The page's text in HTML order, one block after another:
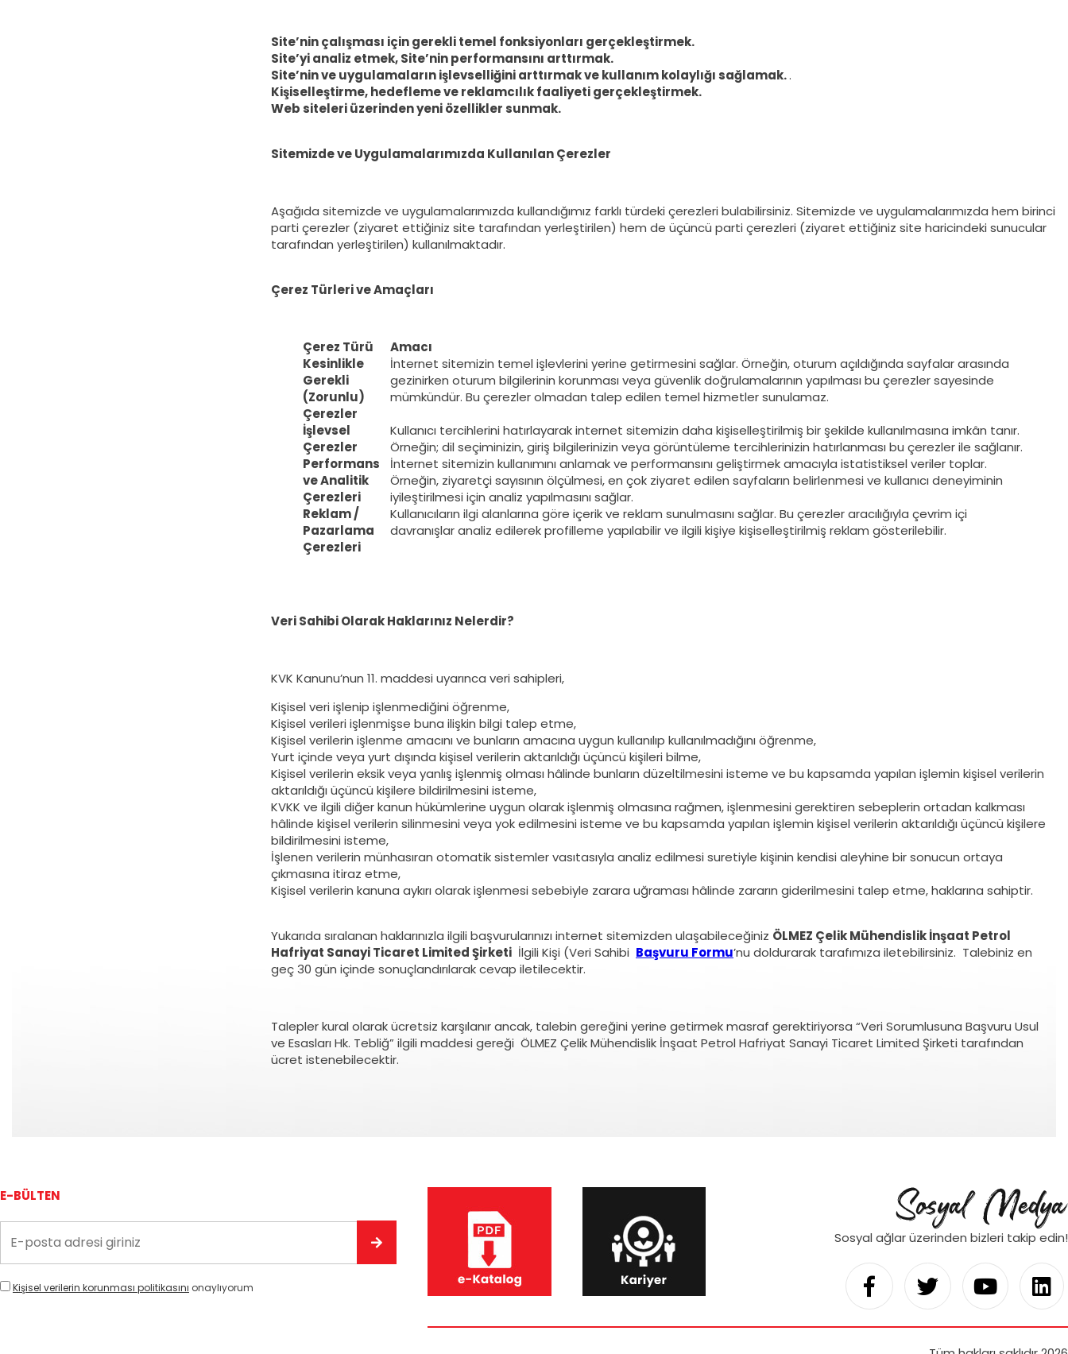
Site’nin çalışması için gerekli temel fonksiyonları gerçekleştirmek.
Site’yi analiz etmek, Site’nin performansını arttırmak.
Site’nin ve uygulamaların işlevselliğini arttırmak ve kullanım kolaylığı sağlamak..
Kişiselleştirme, hedefleme ve reklamcılık faaliyeti gerçekleştirmek.
Web siteleri üzerinden yeni özellikler sunmak.
Sitemizde ve Uygulamalarımızda Kullanılan Çerezler
Aşağıda sitemizde ve uygulamalarımızda kullandığımız farklı türdeki çerezleri bulabilirsiniz. Sitemizde ve uygulamalarımızda hem birinci
parti çerezler (ziyaret ettiğiniz site tarafından yerleştirilen) hem de üçüncü parti çerezleri (ziyaret ettiğiniz site haricindeki sunucular
tarafından yerleştirilen) kullanılmaktadır.
Çerez Türleri ve Amaçları
Çerez Türü
Amacı
Kesinlikle
Gerekli
(Zorunlu)
Çerezler
İnternet sitemizin temel işlevlerini yerine getirmesini sağlar. Örneğin, oturum açıldığında sayfalar arasında
gezinirken oturum bilgilerinin korunması veya güvenlik doğrulamalarının yapılması bu çerezler sayesinde
mümkündür. Bu çerezler olmadan talep edilen temel hizmetler sunulamaz.
İşlevsel
Çerezler
Kullanıcı tercihlerini hatırlayarak internet sitemizin daha kişiselleştirilmiş bir şekilde kullanılmasına imkân tanır.
Örneğin; dil seçiminizin, giriş bilgilerinizin veya görüntüleme tercihlerinizin hatırlanması bu çerezler ile sağlanır.
Performans
ve Analitik
Çerezleri
İnternet sitemizin kullanımını anlamak ve performansını geliştirmek amacıyla istatistiksel veriler toplar.
Örneğin, ziyaretçi sayısının ölçülmesi, en çok ziyaret edilen sayfaların belirlenmesi ve kullanıcı deneyiminin
iyileştirilmesi için analiz yapılmasını sağlar.
Reklam /
Pazarlama
Çerezleri
Kullanıcıların ilgi alanlarına göre içerik ve reklam sunulmasını sağlar. Bu çerezler aracılığıyla çevrim içi
davranışlar analiz edilerek profilleme yapılabilir ve ilgili kişiye kişiselleştirilmiş reklam gösterilebilir.
Veri Sahibi Olarak Haklarınız Nelerdir?
KVK Kanunu’nun 11. maddesi uyarınca veri sahipleri,
Kişisel veri işlenip işlenmediğini öğrenme,
Kişisel verileri işlenmişse buna ilişkin bilgi talep etme,
Kişisel verilerin işlenme amacını ve bunların amacına uygun kullanılıp kullanılmadığını öğrenme,
Yurt içinde veya yurt dışında kişisel verilerin aktarıldığı üçüncü kişileri bilme,
Kişisel verilerin eksik veya yanlış işlenmiş olması hâlinde bunların düzeltilmesini isteme ve bu kapsamda yapılan işlemin kişisel verilerin
aktarıldığı üçüncü kişilere bildirilmesini isteme,
KVKK ve ilgili diğer kanun hükümlerine uygun olarak işlenmiş olmasına rağmen, işlenmesini gerektiren sebeplerin ortadan kalkması
hâlinde kişisel verilerin silinmesini veya yok edilmesini isteme ve bu kapsamda yapılan işlemin kişisel verilerin aktarıldığı üçüncü kişilere
bildirilmesini isteme,
İşlenen verilerin münhasıran otomatik sistemler vasıtasıyla analiz edilmesi suretiyle kişinin kendisi aleyhine bir sonucun ortaya
çıkmasına itiraz etme,
Kişisel verilerin kanuna aykırı olarak işlenmesi sebebiyle zarara uğraması hâlinde zararın giderilmesini talep etme, haklarına sahiptir.
Yukarıda sıralanan haklarınızla ilgili başvurularınızı internet sitemizden ulaşabileceğiniz ÖLMEZ Çelik Mühendislik İnşaat Petrol
Hafriyat Sanayi Ticaret Limited Şirketi İlgili Kişi (Veri Sahibi Başvuru Formu’nu doldurarak tarafımıza iletebilirsiniz. Talebiniz en
geç 30 gün içinde sonuçlandırılarak cevap iletilecektir.
Talepler kural olarak ücretsiz karşılanır ancak, talebin gereğini yerine getirmek masraf gerektiriyorsa “Veri Sorumlusuna Başvuru Usul
ve Esasları Hk. Tebliğ” ilgili maddesi gereği ÖLMEZ Çelik Mühendislik İnşaat Petrol Hafriyat Sanayi Ticaret Limited Şirketi tarafından
ücret istenebilecektir.
E-BÜLTEN
Kişisel verilerin korunması politikasını onaylıyorum
Sosyal ağlar üzerinden bizleri takip edin!